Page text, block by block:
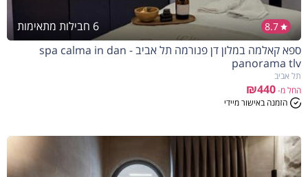
8.7
6 חבילות מתאימות
ספא קאלמה במלון דן פנורמה תל אביב - spa calma in dan
panorama tlv
תל אביב
החל מ-₪440
הזמנה באישור מיידי